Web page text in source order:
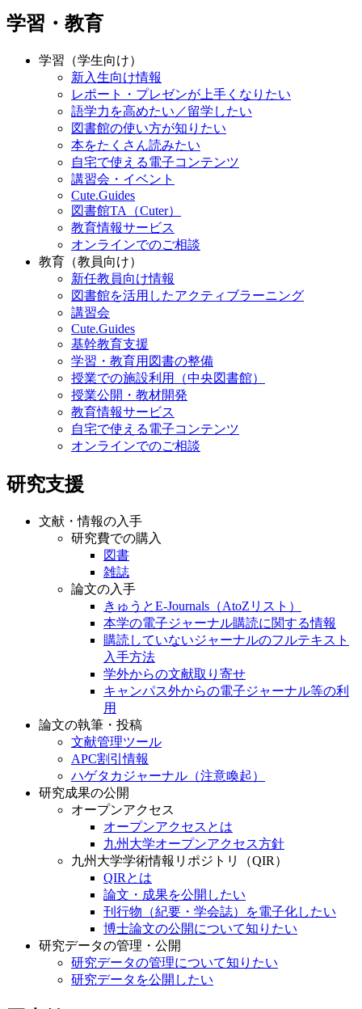
学習・教育
学習（学生向け）
新入生向け情報
レポート・プレゼンが上手くなりたい
語学力を高めたい／留学したい
図書館の使い方が知りたい
本をたくさん読みたい
自宅で使える電子コンテンツ
講習会・イベント
Cute.Guides
図書館TA（Cuter）
教育情報サービス
オンラインでのご相談
教育（教員向け）
新任教員向け情報
図書館を活用したアクティブラーニング
講習会
Cute.Guides
基幹教育支援
学習・教育用図書の整備
授業での施設利用（中央図書館）
授業公開・教材開発
教育情報サービス
自宅で使える電子コンテンツ
オンラインでのご相談
研究支援
文献・情報の入手
研究費での購入
図書
雑誌
論文の入手
きゅうとE-Journals（AtoZリスト）
本学の電子ジャーナル購読に関する情報
購読していないジャーナルのフルテキスト
入手方法
学外からの文献取り寄せ
キャンパス外からの電子ジャーナル等の利
用
論文の執筆・投稿
文献管理ツール
APC割引情報
ハゲタカジャーナル（注意喚起）
研究成果の公開
オープンアクセス
オープンアクセスとは
九州大学オープンアクセス方針
九州大学学術情報リポジトリ（QIR）
QIRとは
論文・成果を公開したい
刊行物（紀要・学会誌）を電子化したい
博士論文の公開について知りたい
研究データの管理・公開
研究データの管理について知りたい
研究データを公開したい